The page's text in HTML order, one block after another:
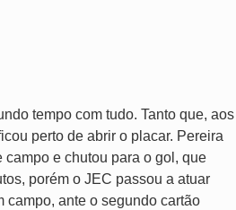
tempo com tudo. Tanto que, aos
perto de abrir o placar. Pereira
e chutou para o gol, que
porém o JEC passou a atuar
campo, ante o segundo cartão